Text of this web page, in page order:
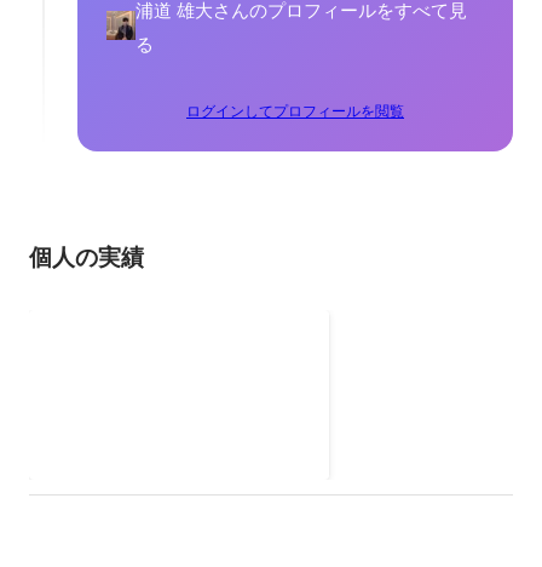
浦道 雄大さんのプロフィールをすべて見
る
ログインしてプロフィールを閲覧
個人の実績